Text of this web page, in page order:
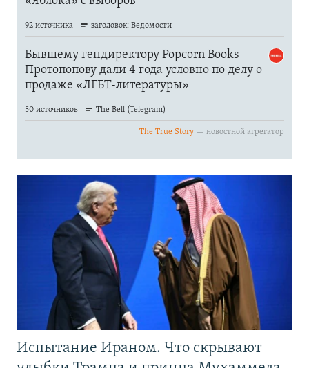
Испытание Ираном. Что скрывают